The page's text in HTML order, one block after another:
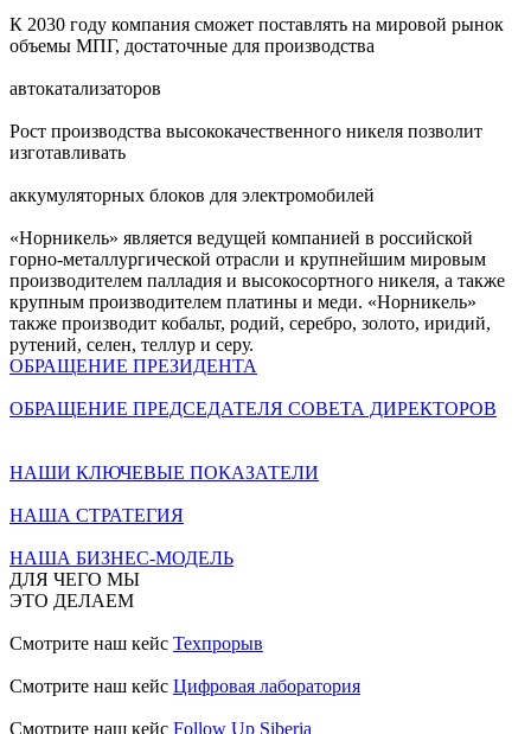
К 2030 году компания сможет поставлять на мировой рынок
объемы МПГ, достаточные для производства
автокатализаторов
Рост производства высококачественного никеля позволит
изготавливать
аккумуляторных блоков для электромобилей
«Норникель» является ведущей компанией в российской
горно-металлургической отрасли и крупнейшим мировым
производителем палладия и высокосортного никеля, а также
крупным производителем платины и меди. «Норникель»
также производит кобальт, родий, серебро, золото, иридий,
рутений, селен, теллур и серу.
ОБРАЩЕНИЕ ПРЕЗИДЕНТА
ОБРАЩЕНИЕ ПРЕДСЕДАТЕЛЯ СОВЕТА ДИРЕКТОРОВ
НАШИ КЛЮЧЕВЫЕ ПОКАЗАТЕЛИ
НАША СТРАТЕГИЯ
НАША БИЗНЕС-МОДЕЛЬ
ДЛЯ ЧЕГО МЫ
ЭТО ДЕЛАЕМ
Смотрите наш кейс Техпрорыв
Смотрите наш кейс Цифровая лаборатория
Смотрите наш кейс Follow Up Siberia